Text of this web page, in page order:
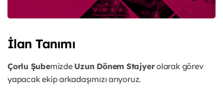
İlan Tanımı
Çorlu Şubemizde Uzun Dönem Stajyerolarak görev
yapacak ekip arkadaşımızı arıyoruz.